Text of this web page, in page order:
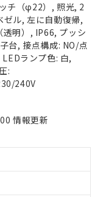
チ（φ22）, 照光, 2
ゼル, 左に自動復帰,
透明）, IP66, プッシ
台, 接点構成: NO/点
ランプ色: 白,
:
240V
情報更新